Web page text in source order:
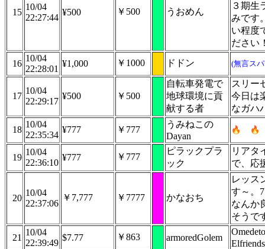
15
10/04
22:27:44
¥500 ￥500 うおめん
３期生
みです
い程度
ださい
16
10/04
22:28:01
¥1,000 ￥1000 ドドン (無言ス
17
10/04
22:29:17
¥500 ￥500
自転車発電で
地球環境に貢
献する者
スリー
今日は
なガハ
18
10/04
22:35:34
¥777 ￥777
うみねこの
Dayan
19
10/04
22:36:10
¥777 ￥777
ピラックプラ
ック
リアタ
で、応
20
10/04
22:37:06
￥7,777 ￥7777 かなおち
レッス
す～。
なんか
そうで
21
10/04
22:39:49
$7.77 ￥863 armoredGolem